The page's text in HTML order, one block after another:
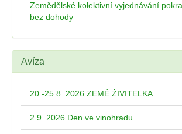
Zemědělské kolektivní vyjednávání
bez dohody
Avíza
20.-25.8. 2026 ZEMĚ ŽIVITELKA
2.9. 2026 Den ve vinohradu